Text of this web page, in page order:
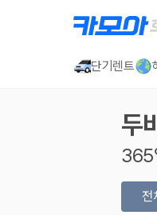
단기렌트
두
365
전